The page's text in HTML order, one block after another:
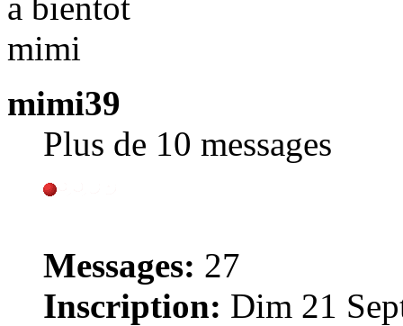
mimi
mimi39
Plus de 10 messages
Messages: 27
Inscription: Dim 21